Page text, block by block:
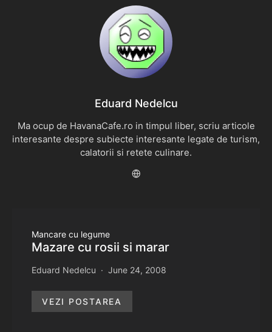
Eduard Nedelcu
Ma ocup de HavanaCafe.ro in timpul liber, scriu articole
interesante despre subiecte interesante legate de turism,
calatorii si retete culinare.
Mancare cu legume
Mazare cu rosii si marar
Eduard Nedelcu June 24, 2008
VEZI POSTAREA